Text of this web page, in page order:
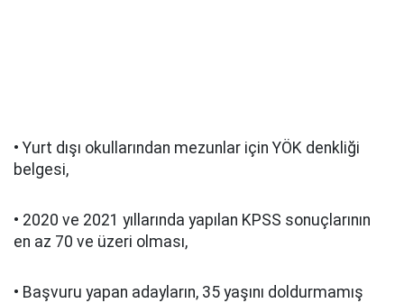
• Yurt dışı okullarından mezunlar için YÖK denkliği
belgesi,
• 2020 ve 2021 yıllarında yapılan KPSS sonuçlarının
en az 70 ve üzeri olması,
• Başvuru yapan adayların, 35 yaşını doldurmamış